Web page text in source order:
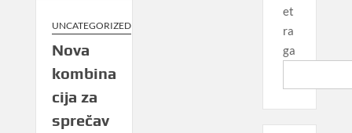
UNCATEGORIZED
Nova
kombina
cija za
sprečav
et
ra
ga